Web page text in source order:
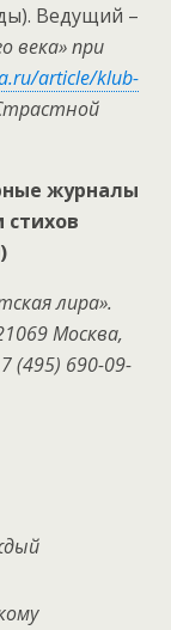
Ведущий –
века» при
article/klub-
журналы
стихов
лира».
Москва,
(495) 690-09-